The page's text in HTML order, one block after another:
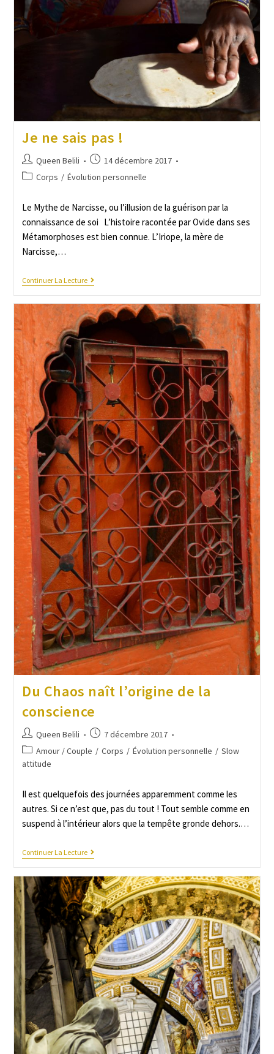
Je ne sais pas !
Queen Belili
14 décembre 2017
Corps / Évolution personnelle
Le Mythe de Narcisse, ou l’illusion de la guérison par la
connaissance de soi L’histoire racontée par Ovide dans ses
Métamorphoses est bien connue. L’Iriope, la mère de
Narcisse,…
Continuer La Lecture
Du Chaos naît l’origine de la
conscience
Queen Belili
7 décembre 2017
Amour / Couple / Corps / Évolution personnelle / Slow
attitude
Il est quelquefois des journées apparemment comme les
autres. Si ce n’est que, pas du tout ! Tout semble comme en
suspend à l’intérieur alors que la tempête gronde dehors.…
Continuer La Lecture